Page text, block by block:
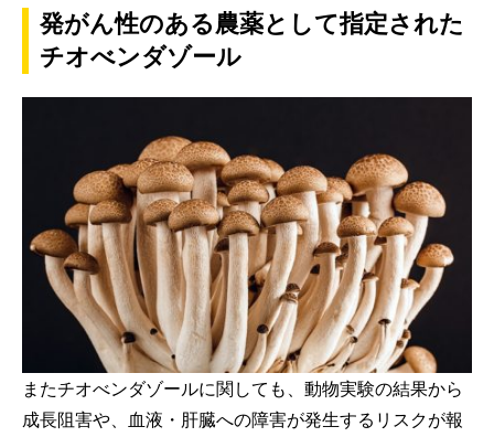
発がん性のある農薬として指定された
チオべンダゾール
またチオべンダゾールに関しても、動物実験の結果から
成長阻害や、血液・肝臓への障害が発生するリスクが報